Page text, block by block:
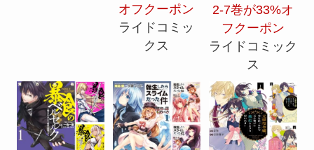
オフクーポン
ライドコミッ
クス
2-7巻が33%オ
フクーポン
ライドコミック
ス